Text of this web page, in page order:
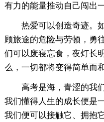
有力的能量推动自己闯出
热爱可以创造奇迹。
顾旅途的危险与劳顿，勇
们可以废寝忘食，夜灯长
么，一切都将变得简单而
高考是海，青涩的我
我们懂得人生的成长便是
我们便可以接触它、拥抱